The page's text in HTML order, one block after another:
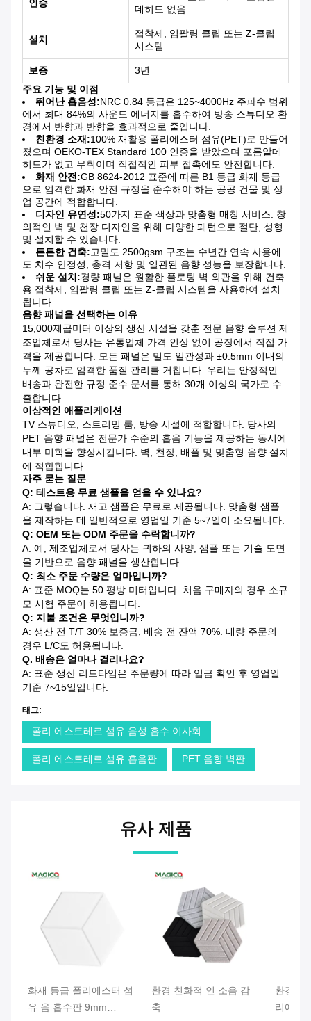
인증
데히드 없음
설치
접착제, 임팔링 클립 또는 Z-클립
시스템
보증
3년
주요 기능 및 이점
뛰어난 흡음성:NRC 0.84 등급은 125~4000Hz 주파수 범위
에서 최대 84%의 사운드 에너지를 흡수하여 방송 스튜디오 환
경에서 반향과 반향을 효과적으로 줄입니다.
친환경 소재:100% 재활용 폴리에스터 섬유(PET)로 만들어
졌으며 OEKO-TEX Standard 100 인증을 받았으며 포름알데
히드가 없고 무취이며 직접적인 피부 접촉에도 안전합니다.
화재 안전:GB 8624-2012 표준에 따른 B1 등급 화재 등급
으로 엄격한 화재 안전 규정을 준수해야 하는 공공 건물 및 상
업 공간에 적합합니다.
디자인 유연성:50가지 표준 색상과 맞춤형 매칭 서비스. 창
의적인 벽 및 천장 디자인을 위해 다양한 패턴으로 절단, 성형
및 설치할 수 있습니다.
튼튼한 건축:고밀도 2500gsm 구조는 수년간 연속 사용에
도 치수 안정성, 충격 저항 및 일관된 음향 성능을 보장합니다.
쉬운 설치:경량 패널은 원활한 플로팅 벽 외관을 위해 건축
용 접착제, 임팔링 클립 또는 Z-클립 시스템을 사용하여 설치
됩니다.
음향 패널을 선택하는 이유
15,000제곱미터 이상의 생산 시설을 갖춘 전문 음향 솔루션 제
조업체로서 당사는 유통업체 가격 인상 없이 공장에서 직접 가
격을 제공합니다. 모든 패널은 밀도 일관성과 ±0.5mm 이내의
두께 공차로 엄격한 품질 관리를 거칩니다. 우리는 안정적인
배송과 완전한 규정 준수 문서를 통해 30개 이상의 국가로 수
출합니다.
이상적인 애플리케이션
TV 스튜디오, 스트리밍 룸, 방송 시설에 적합합니다. 당사의
PET 음향 패널은 전문가 수준의 흡음 기능을 제공하는 동시에
내부 미학을 향상시킵니다. 벽, 천장, 배플 및 맞춤형 음향 설치
에 적합합니다.
자주 묻는 질문
Q: 테스트용 무료 샘플을 얻을 수 있나요?
A: 그렇습니다. 재고 샘플은 무료로 제공됩니다. 맞춤형 샘플
을 제작하는 데 일반적으로 영업일 기준 5~7일이 소요됩니다.
Q: OEM 또는 ODM 주문을 수락합니까?
A: 예, 제조업체로서 당사는 귀하의 사양, 샘플 또는 기술 도면
을 기반으로 음향 패널을 생산합니다.
Q: 최소 주문 수량은 얼마입니까?
A: 표준 MOQ는 50 평방 미터입니다. 처음 구매자의 경우 소규
모 시험 주문이 허용됩니다.
Q: 지불 조건은 무엇입니까?
A: 생산 전 T/T 30% 보증금, 배송 전 잔액 70%. 대량 주문의
경우 L/C도 허용됩니다.
Q. 배송은 얼마나 걸리나요?
A: 표준 생산 리드타임은 주문량에 따라 입금 확인 후 영업일
기준 7~15일입니다.
태그:
폴리 에스트레르 섬유 음성 흡수 이사회
폴리 에스트레르 섬유 흡음판 PET 음향 벽판
유사 제품
화재 등급 폴리에스터 섬
유 음 흡수판 9mm
환경 친화적 인 소음 감
축
환경 친
리에스